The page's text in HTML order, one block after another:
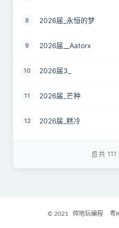
8 2026届_永恒的梦
9 2026届__Aatorx
10 2026届3_
11 2026届_芒种
12 2026届_糕冷
共 111
© 2021 帅地玩编程 粤